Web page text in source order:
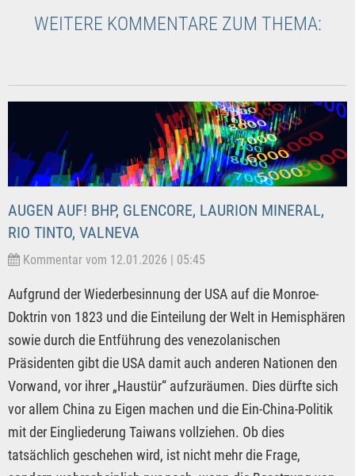
WEITERE KOMMENTARE ZUM THEMA:
AUGEN AUF! BHP, GLENCORE, LAURION MINERAL,
RIO TINTO, VALNEVA
Kommentar vom 12.01.2026 | 05:45
Aufgrund der Wiederbesinnung der USA auf die Monroe-
Doktrin von 1823 und die Einteilung der Welt in Hemisphären
sowie durch die Entführung des venezolanischen
Präsidenten gibt die USA damit auch anderen Nationen den
Vorwand, vor ihrer „Haustür“ aufzuräumen. Dies dürfte sich
vor allem China zu Eigen machen und die Ein-China-Politik
mit der Eingliederung Taiwans vollziehen. Ob dies
tatsächlich geschehen wird, ist nicht mehr die Frage,